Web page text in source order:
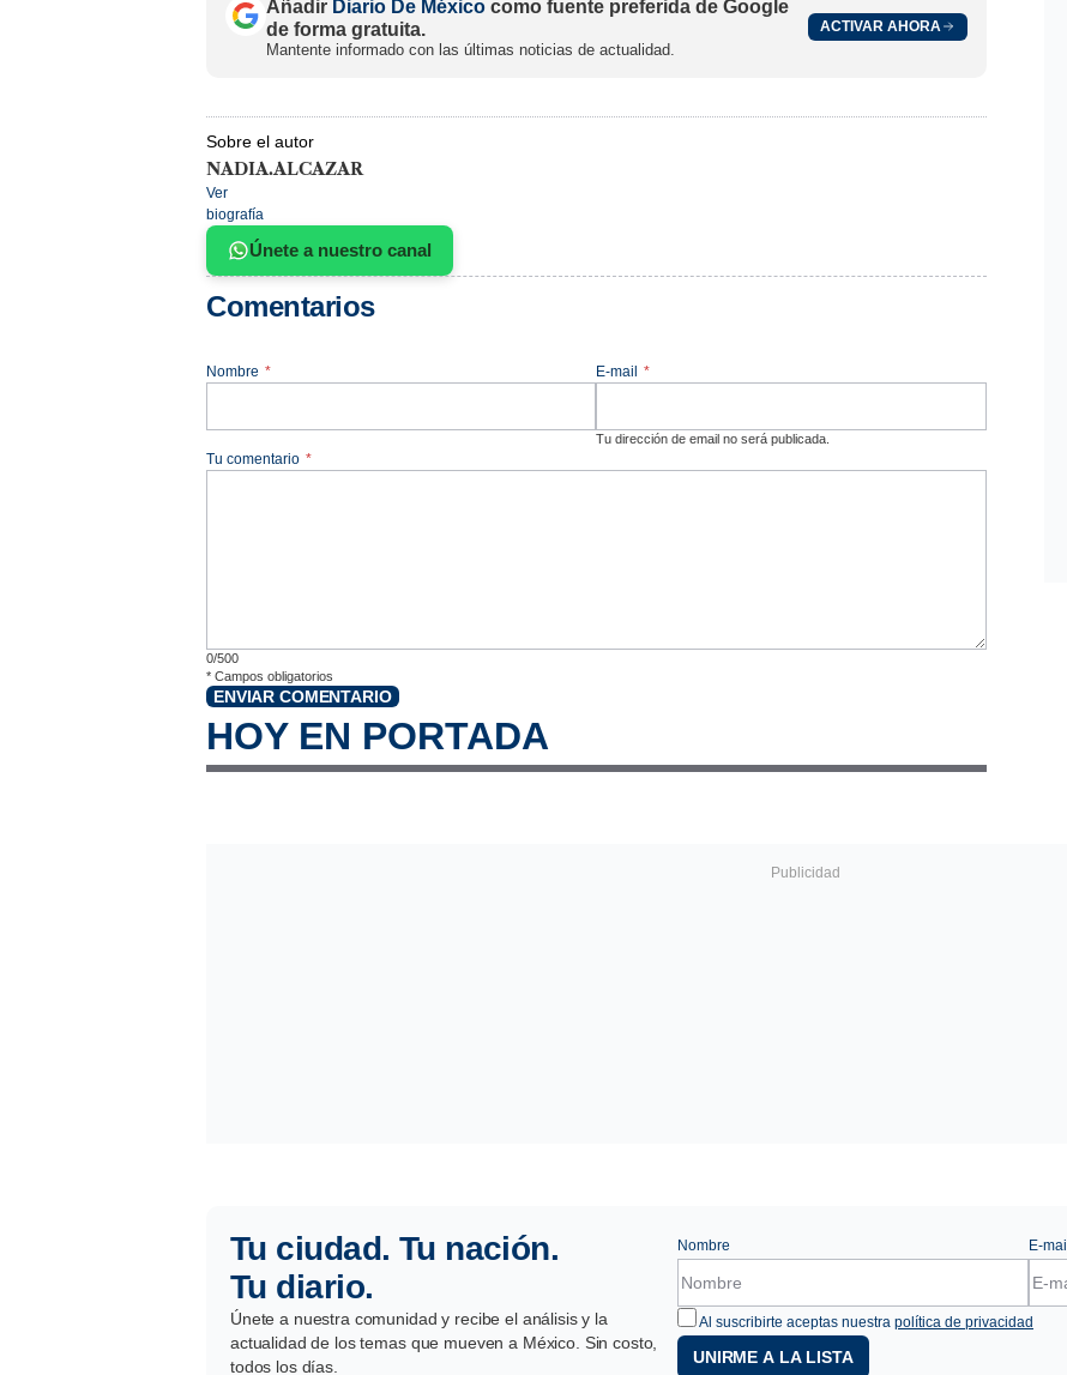
Añadir Diario De México como fuente preferida de Google
de forma gratuita.
Mantente informado con las últimas noticias de actualidad.
ACTIVAR AHORA
Sobre el autor
NADIA.ALCAZAR
Ver
biografía
Únete a nuestro canal
Comentarios
Nombre * E-mail *
Tu dirección de email no será publicada.
Tu comentario *
0/500
* Campos obligatorios
ENVIAR COMENTARIO
HOY EN PORTADA
Tu ciudad. Tu nación.
Tu diario.
Únete a nuestra comunidad y recibe el análisis y la
actualidad de los temas que mueven a México. Sin costo,
todos los días.
Nombre E-mail
Al suscribirte aceptas nuestra política de privacidad
UNIRME A LA LISTA